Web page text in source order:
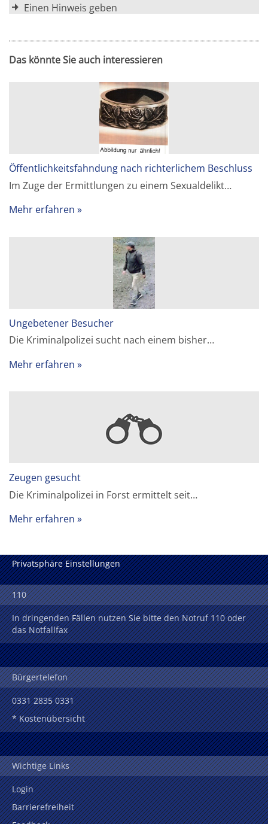
Einen Hinweis geben
Das könnte Sie auch interessieren
Öffentlichkeitsfahndung nach richterlichem Beschluss
Im Zuge der Ermittlungen zu einem Sexualdelikt…
Mehr erfahren
Ungebetener Besucher
Die Kriminalpolizei sucht nach einem bisher…
Mehr erfahren
Zeugen gesucht
Die Kriminalpolizei in Forst ermittelt seit…
Mehr erfahren
Privatsphäre Einstellungen
110
In dringenden Fällen nutzen Sie bitte den Notruf 110 oder
das Notfallfax
Bürgertelefon
0331 2835 0331
* Kostenübersicht
Wichtige Links
Login
Barrierefreiheit